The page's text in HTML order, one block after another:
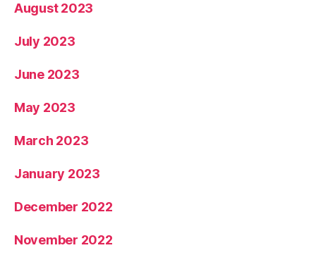
August 2023
July 2023
June 2023
May 2023
March 2023
January 2023
December 2022
November 2022